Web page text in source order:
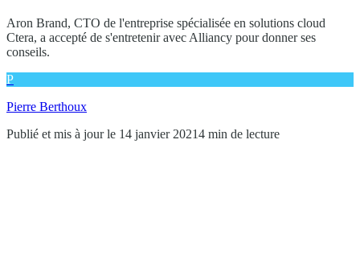
Aron Brand, CTO de l'entreprise spécialisée en solutions cloud
Ctera, a accepté de s'entretenir avec Alliancy pour donner ses
conseils.
P
Pierre Berthoux
Publié et mis à jour le 14 janvier 20214 min de lecture